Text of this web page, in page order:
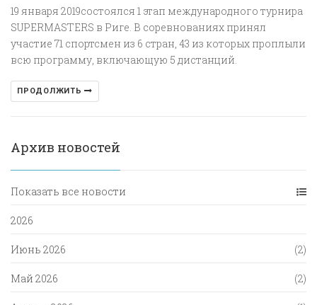
19 января 2019состоялся 1 этап международного турнира
SUPERMASTERS в Риге. В соревнованиях принял
участие 71 спортсмен из 6 стран, 43 из которых проплыли
всю программу, включающую 5 дистанций.
ПРОДОЛЖИТЬ
Архив новостей
Показать все новости
2026
Июнь 2026 (2)
Май 2026 (2)